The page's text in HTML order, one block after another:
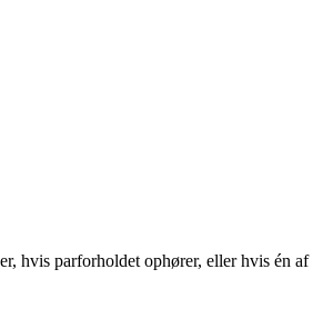
hvis parforholdet ophører, eller hvis én af